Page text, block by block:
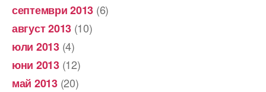
септември 2013 (6)
август 2013 (10)
юли 2013(4)
юни 2013(12)
май 2013(20)